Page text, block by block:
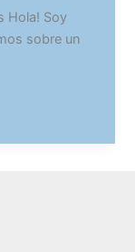
Hola! Soy
sobre un